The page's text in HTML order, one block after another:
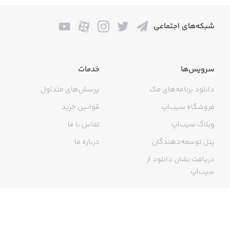
شبکه‌های اجتماعی
سرویس‌ها
دانلود برنامه‌های مک
فروشگاه سیب‌اپ
وبلاگ سیب‌اپ
پنل توسعه‌دهندگان
دریافت نشان دانلود از
سیب‌اپ
خدمات
پرسش‌های متداول
قوانین خرید
تماس با ما
درباره ما